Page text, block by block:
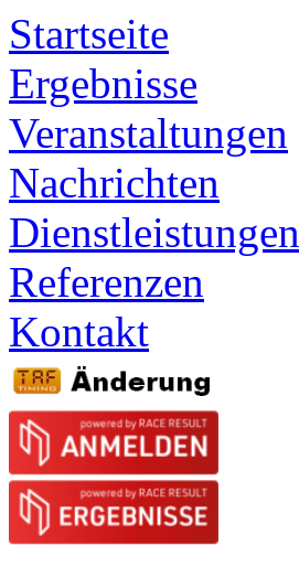
Startseite
Ergebnisse
Veranstaltungen
Nachrichten
Dienstleistungen
Referenzen
Kontakt